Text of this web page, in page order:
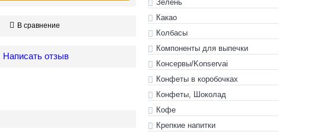
Зелень
Какао
Колбасы
Компоненты для выпечки
Консервы/Konservai
Конфеты в кoробочках
Конфеты, Шоколад
Кофе
Крепкие напитки
В сравнение
Написать отзыв